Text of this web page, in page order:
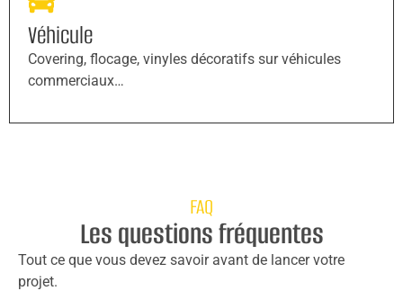
Véhicule
Covering, flocage, vinyles décoratifs sur véhicules
commerciaux…
FAQ
Les questions fréquentes
Tout ce que vous devez savoir avant de lancer votre
projet.